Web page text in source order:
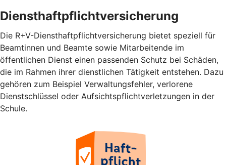
Diensthaftpflichtversicherung
Die R+V-Diensthaftpflichtversicherung bietet speziell für
Beamtinnen und Beamte sowie Mitarbeitende im
öffentlichen Dienst einen passenden Schutz bei Schäden,
die im Rahmen ihrer dienstlichen Tätigkeit entstehen. Dazu
gehören zum Beispiel Verwaltungsfehler, verlorene
Dienstschlüssel oder Aufsichtspflichtverletzungen in der
Schule.